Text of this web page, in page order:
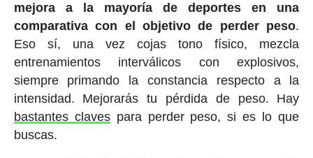
mejora a la mayoría de deportes en una
comparativa con el objetivo de perder peso.
Eso sí, una vez cojas tono físico, mezcla
entrenamientos interválicos con explosivos,
siempre primando la constancia respecto a la
intensidad. Mejorarás tu pérdida de peso. Hay
bastantes clavespara perder peso, si es lo que
buscas.